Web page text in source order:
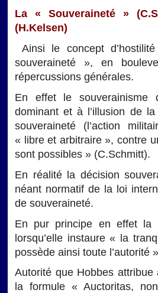
La « Souveraineté »
(H.Kelsen)
Ainsi le concept
souveraineté », en
répercussions générales.
En effet le souverainisme
dominant et à l’illusion de
souveraineté (l’action
« libre et arbitraire », contre
sont possibles » (C.Schmitt).
En réalité la décision
néant normatif de la loi
de souveraineté.
En pur principe en effet la
lorsqu’elle instaure « la
possède ainsi toute l’autorité
Autorité que Hobbes
la formule « Auctoritas,